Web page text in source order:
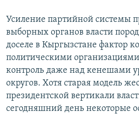
Усиление партийной системы
выборных органов власти
доселе в Кыргызстане фактор
политическими организациями
контроль даже над кенешами
округов. Хотя старая модель
президентской вертикали
сегодняшний день некоторые